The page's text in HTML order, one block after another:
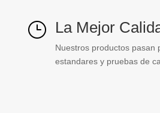
} La Mejor
Nuestros productos pasan
estandares y pruebas de